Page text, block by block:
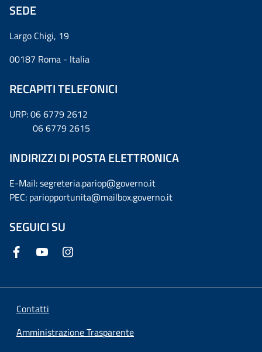
SEDE
Largo Chigi, 19
00187 Roma - Italia
RECAPITI TELEFONICI
URP: 06 6779 2612
06 6779 2615
INDIRIZZI DI POSTA ELETTRONICA
E-Mail: segreteria.pariop@governo.it
PEC: pariopportunita@mailbox.governo.it
SEGUICI SU
Contatti
Amministrazione Trasparente